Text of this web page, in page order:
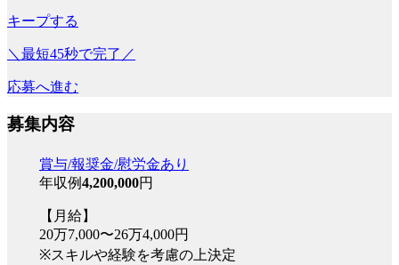
キープする
＼最短45秒で完了／
応募へ進む
募集内容
賞与/報奨金/慰労金あり
年収例4,200,000円
【月給】
20万7,000〜26万4,000円
※スキルや経験を考慮の上決定